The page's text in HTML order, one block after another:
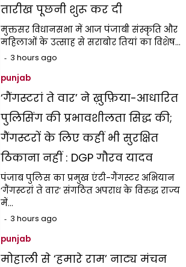
तारीख पूछनी शुरू कर दी
मुक्तसर विधानसभा में आज पंजाबी संस्कृति और
महिलाओं के उत्साह से सराबोर तियां का विशेष…
3 hours ago
punjab
‘गैंगस्टरां ते वार’ ने ख़ुफ़िया-आधारित
पुलिसिंग की प्रभावशीलता सिद्ध की;
गैंगस्टरों के लिए कहीं भी सुरक्षित
ठिकाना नहीं : DGP गौरव यादव
पंजाब पुलिस का प्रमुख एंटी-गैंगस्टर अभियान
‘गैंगस्टरां ते वार’ संगठित अपराध के विरुद्ध राज्य
में…
3 hours ago
punjab
मोहाली से ‘हमारे राम’ नाट्य मंचन